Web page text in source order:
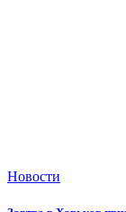
Новости